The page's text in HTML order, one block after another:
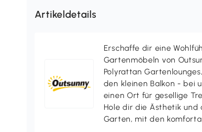
Artikeldetails
Erschaffe dir eine
Gartenmöbeln von
Polyrattan
den kleinen Balkon - bei
einen Ort für gesellige
Hole dir die Ästhetik und
Garten, mit den